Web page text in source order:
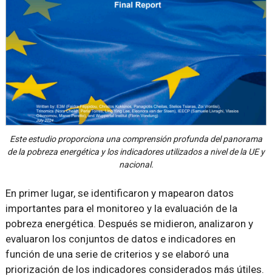
Este estudio proporciona una comprensión profunda del panorama
de la pobreza energética y los indicadores utilizados a nivel de la UE y
nacional.
En primer lugar, se identificaron y mapearon datos
importantes para el monitoreo y la evaluación de la
pobreza energética. Después se midieron, analizaron y
evaluaron los conjuntos de datos e indicadores en
función de una serie de criterios y se elaboró una
priorización de los indicadores considerados más útiles.